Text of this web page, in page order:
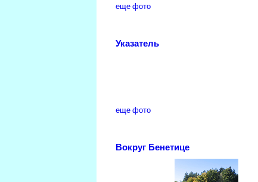
еще фото
Указатель
еще фото
Вокруг Бенетице